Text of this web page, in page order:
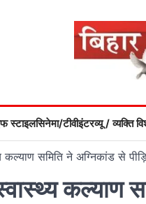
स्टाइलसिनेमा/टीवीइंटरव्यू / व्यक्ति
समिति ने अग्निकांड से
कल्याण